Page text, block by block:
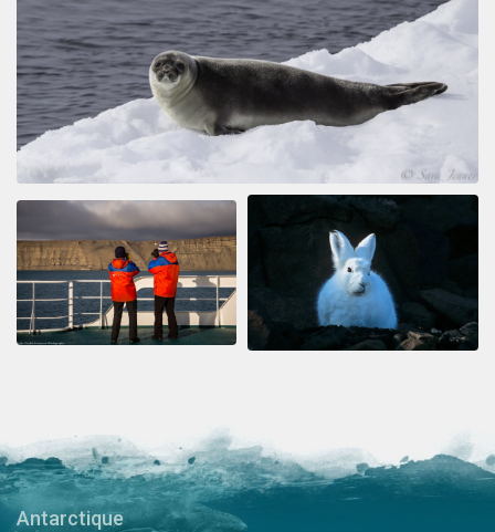
Antarctique